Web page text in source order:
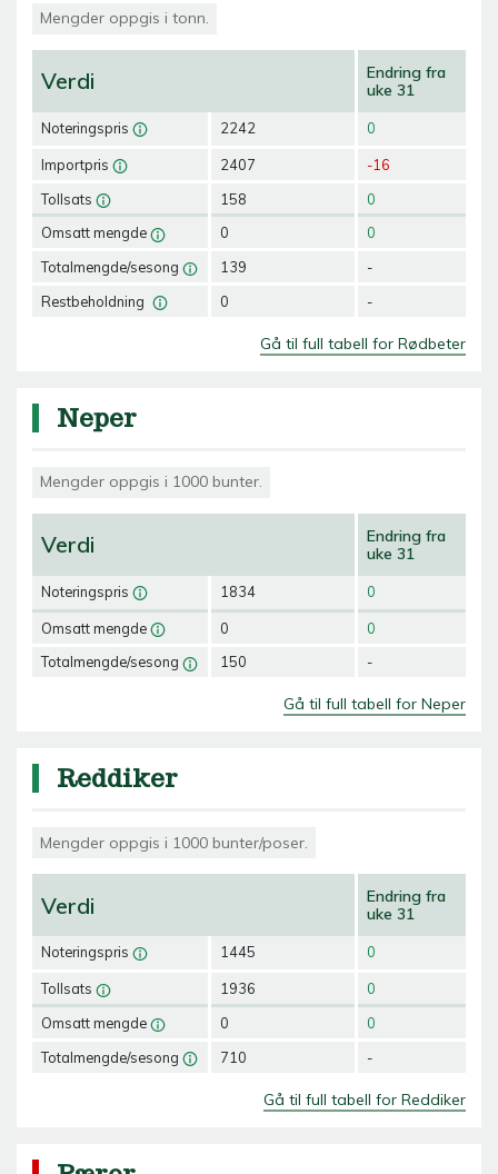
Mengder oppgis i tonn.
Verdi
Noteringspris
Importpris
Tollsats
Omsatt mengde
Totalmengde/sesong
Restbeholdning
2242
2407
158
0
139
0
Endring fra
uke 31
0
-16
0
0
-
-
Gå til full tabell for Rødbeter
Neper
Mengder oppgis i 1000 bunter.
Verdi
Noteringspris
Omsatt mengde
Totalmengde/sesong
1834
0
150
Endring fra
uke 31
0
0
-
Gå til full tabell for Neper
Reddiker
Mengder oppgis i 1000 bunter/poser.
Verdi
Noteringspris
Tollsats
Omsatt mengde
Totalmengde/sesong
1445
1936
0
710
Endring fra
uke 31
0
0
0
-
Gå til full tabell for Reddiker